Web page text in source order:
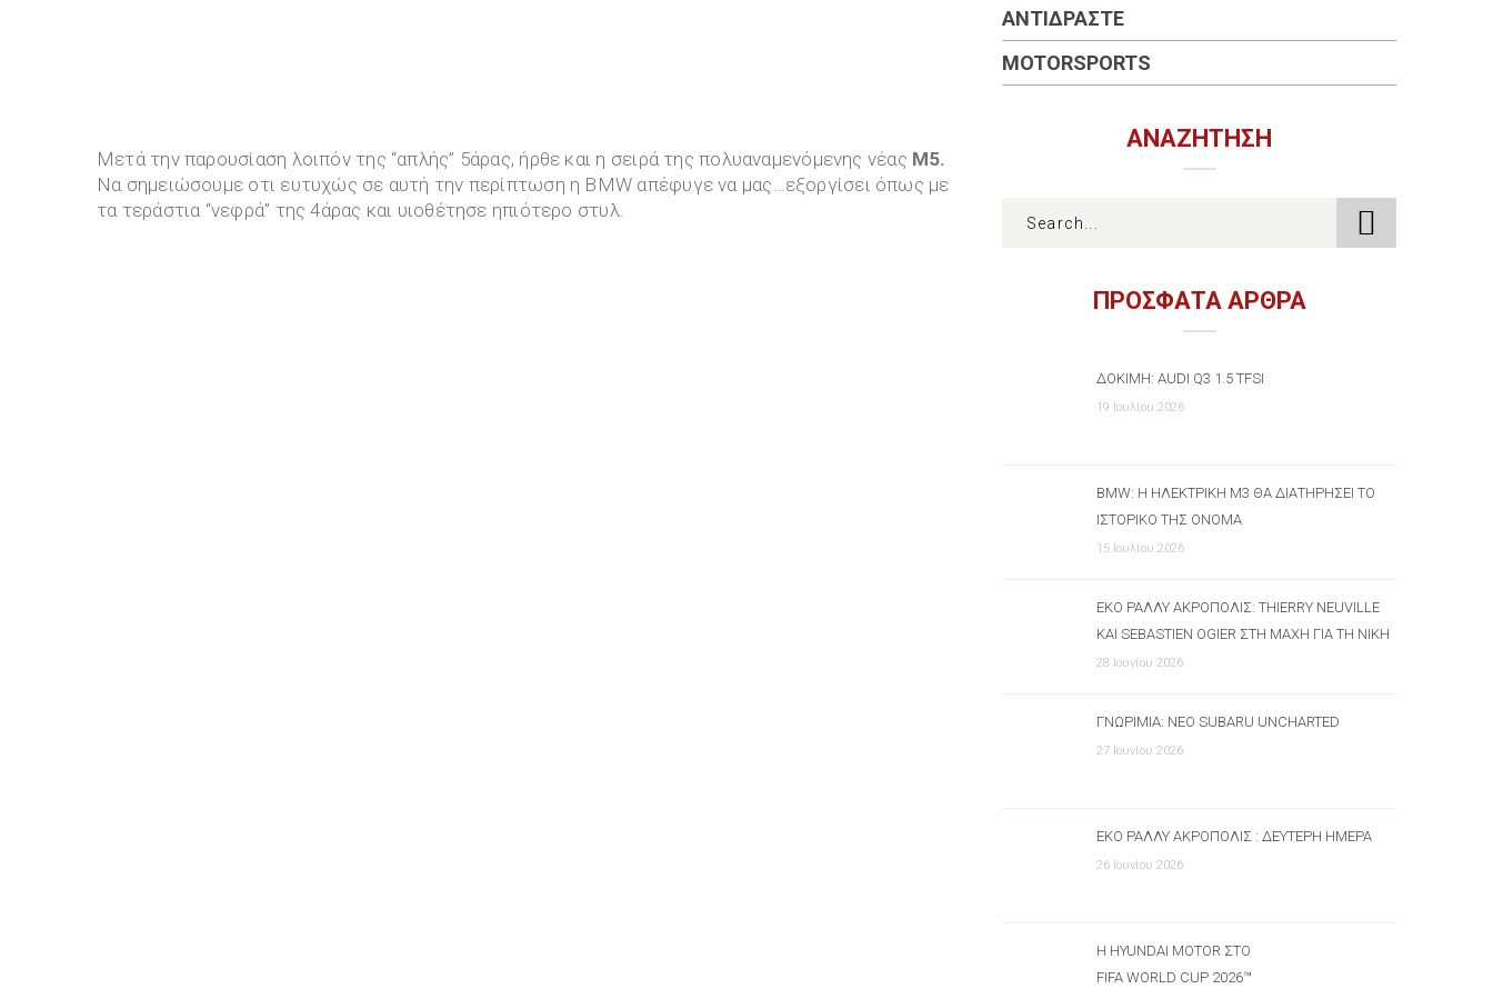
Μετά την παρουσίαση λοιπόν της “απλής” 5άρας, ήρθε και η σειρά της πολυαναμενόμενης νέας M5.
Να σημειώσουμε οτι ευτυχώς σε αυτή την περίπτωση η BMW απέφυγε να μας…εξοργίσει όπως με
τα τεράστια “νεφρά” της 4άρας και υιοθέτησε ηπιότερο στυλ.
ΑΝΤΙΔΡΆΣΤΕ
MOTORSPORTS
ΑΝΑΖΉΤΗΣΗ
ΠΡΟΣΦΑΤΑ ΑΡΘΡΑ
ΔΟΚΙΜΉ: AUDI Q3 1.5 TFSI
19 Ιουλίου 2026
BMW: Η ΗΛΕΚΤΡΙΚΉ M3 ΘΑ ΔΙΑΤΗΡΉΣΕΙ ΤΟ
ΙΣΤΟΡΙΚΌ ΤΗΣ ΌΝΟΜΑ
15 Ιουλίου 2026
ΕΚΟ ΡΆΛΛΥ ΑΚΡΌΠΟΛΙΣ: THIERRY NEUVILLE
ΚΑΙ SEBASTIEN OGIER ΣΤΗ ΜΆΧΗ ΓΙΑ ΤΗ ΝΊΚΗ
28 Ιουνίου 2026
ΓΝΩΡΙΜΊΑ: ΝΈΟ SUBARU UNCHARTED
27 Ιουνίου 2026
ΕΚΟ ΡΆΛΛΥ ΑΚΡΌΠΟΛΙΣ : ΔΕΎΤΕΡΗ ΗΜΈΡΑ
26 Ιουνίου 2026
Η HYUNDAI MOTOR ΣΤΟ
FIFA WORLD CUP 2026™